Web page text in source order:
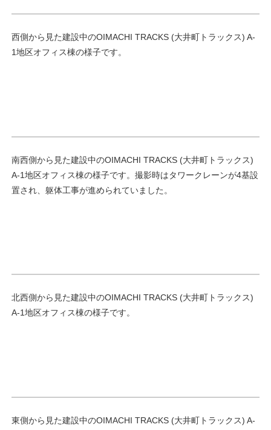
西側から見た建設中のOIMACHI TRACKS (大井町トラックス) A-
1地区オフィス棟の様子です。
南西側から見た建設中のOIMACHI TRACKS (大井町トラックス)
A-1地区オフィス棟の様子です。撮影時はタワークレーンが4基設
置され、躯体工事が進められていました。
北西側から見た建設中のOIMACHI TRACKS (大井町トラックス)
A-1地区オフィス棟の様子です。
東側から見た建設中のOIMACHI TRACKS (大井町トラックス) A-